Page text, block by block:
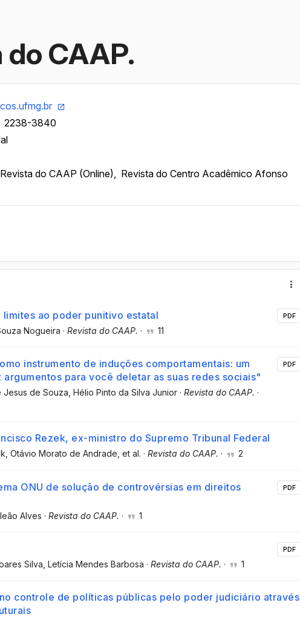
CAAP.
2238-3840
Revista do CAAP (Online), Revista do Centro Acadêmico Afonso
limites ao poder punitivo estatal
Nogueira · Revista do CAAP. · 11
PDF
instrumento de induções comportamentais: um
para você deletar as suas redes sociais"
Jesus de Souza , Hélio Pinto da Silva Junior · Revista do CAAP. ·
PDF
Rezek, ex-ministro do Supremo Tribunal Federal
, Otávio Morato de Andrade , et al. · Revista do CAAP. · 2
ONU de solução de controvérsias em direitos
Alves · Revista do CAAP. · 1
PDF
Silva , Letícia Mendes Barbosa · Revista do CAAP. · 1
PDF
controle de políticas públicas pelo poder judiciário através